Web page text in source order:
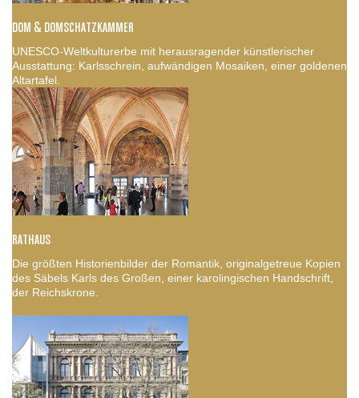
DOM & DOMSCHATZKAMMER
UNESCO-Weltkulturerbe mit herausragender künstlerischer
Ausstattung: Karlsschrein, aufwändigen Mosaiken, einer goldenen
Altartafel.
RATHAUS
Die größten Historienbilder der Romantik, originalgetreue Kopien
des Säbels Karls des Großen, einer karolingischen Handschrift,
der Reichskrone.